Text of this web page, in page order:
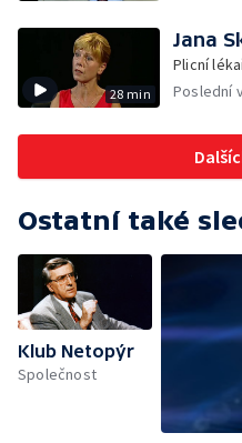
28 min
Jana
Plicní
Poslední
Ostatní také
Klub Netopýr
Společnost